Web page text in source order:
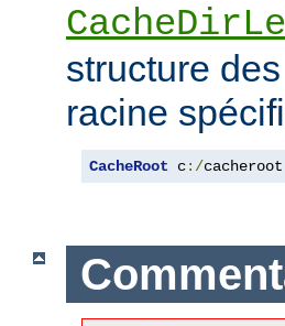
structure
racine
CacheRoot c:/cacheroot